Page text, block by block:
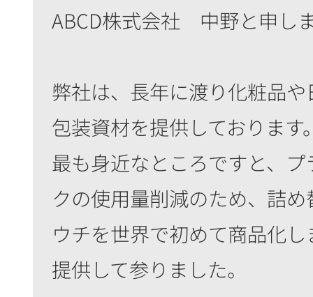
ABCD株式会社 中野と申し
弊社は、長年に渡り化粧品
包装資材を提供しております
最も身近なところですと、プ
クの使用量削減のため、詰
ウチを世界で初めて商品化し
提供して参りました。